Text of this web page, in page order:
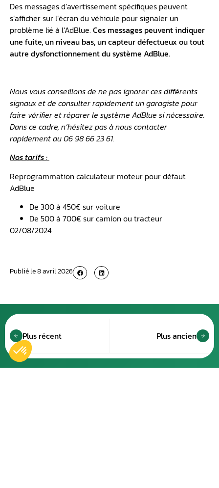
Des messages d’avertissement spécifiques peuvent
s’afficher sur l’écran du véhicule pour signaler un
problème lié à l’AdBlue. Ces messages peuvent indiquer
une fuite, un niveau bas, un capteur défectueux ou tout
autre dysfonctionnement du système AdBlue.
Nous vous conseillons de ne pas ignorer ces différents
signaux et de consulter rapidement un garagiste pour
faire vérifier et réparer le système AdBlue si nécessaire.
Dans ce cadre, n’hésitez pas à nous contacter
rapidement au 06 98 66 23 61.
Nos tarifs :
Reprogrammation calculateur moteur pour défaut
AdBlue
De 300 à 450€ sur voiture
De 500 à 700€ sur camion ou tracteur
02/08/2024
Publié le8 avril 2026
Plus récent Plus ancien